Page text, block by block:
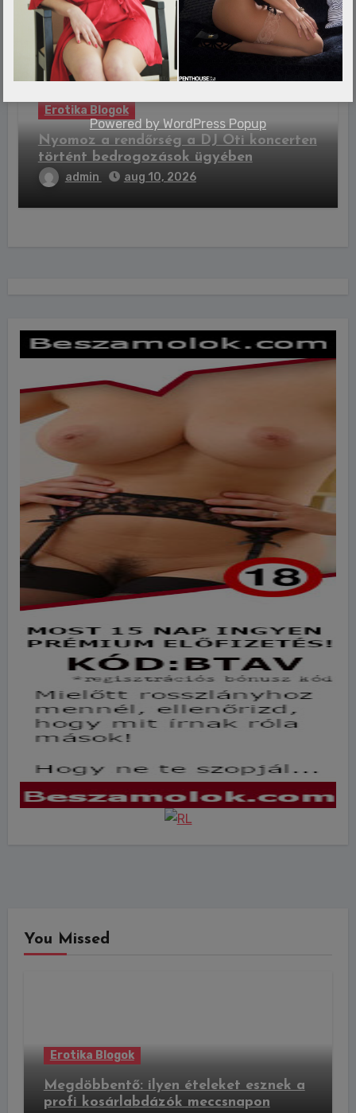
Erotika Blogok
Nyomoz a rendőrség a DJ Oti koncerten
történt bedrogozások ügyében
admin aug 10, 2026
You Missed
Erotika Blogok
Megdöbbentő: ilyen ételeket esznek a
profi kosárlabdázók meccsnapon
Powered by WordPress Popup